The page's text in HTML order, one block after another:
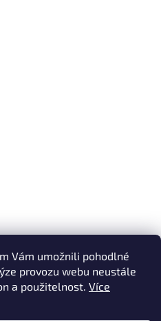
Vám umožnili pohodlné
provozu webu neustále
a použitelnost. Více